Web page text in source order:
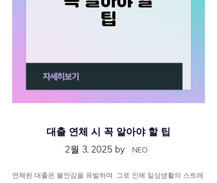
대출 연체 시 꼭 알아야 할 팁
2월 3, 2025 by NEO
연체된 대출은 불안감을 유발하며, 그로 인해 일상생활의 스트레